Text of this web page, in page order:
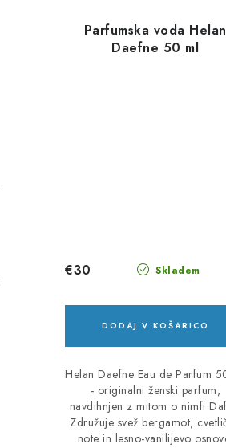
Parfumska voda Helan
Daefne 50 ml
Skladem
€30
DODAJ V KOŠARICO
Helan Daefne Eau de Parfum
- originalni ženski parfum,
navdihnjen z mitom o nimfi
Združuje svež bergamot,
note in lesno-vanilijevo